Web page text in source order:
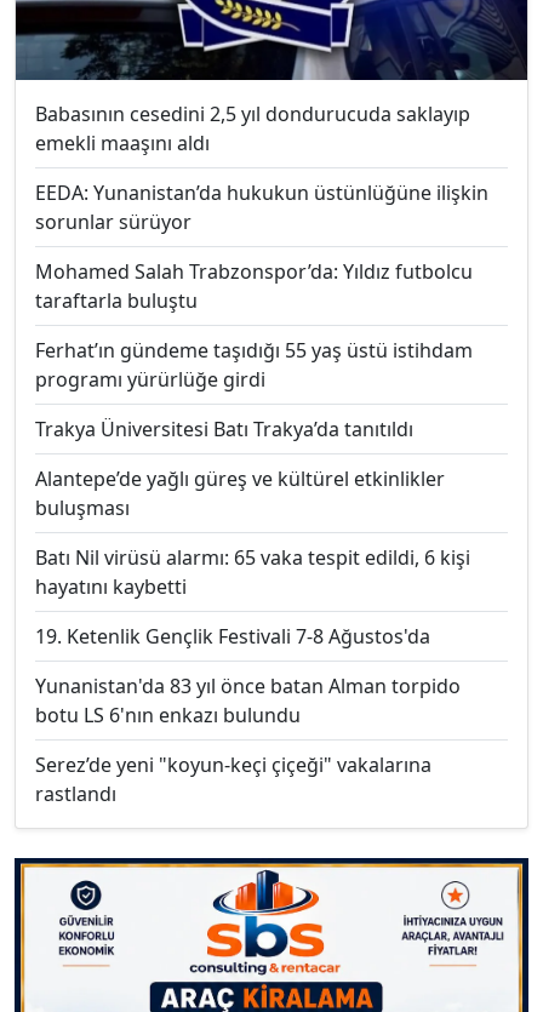
Babasının cesedini 2,5 yıl dondurucuda saklayıp
emekli maaşını aldı
EEDA: Yunanistan’da hukukun üstünlüğüne ilişkin
sorunlar sürüyor
Mohamed Salah Trabzonspor’da: Yıldız futbolcu
taraftarla buluştu
Ferhat’ın gündeme taşıdığı 55 yaş üstü istihdam
programı yürürlüğe girdi
Trakya Üniversitesi Batı Trakya’da tanıtıldı
Alantepe’de yağlı güreş ve kültürel etkinlikler
buluşması
Batı Nil virüsü alarmı: 65 vaka tespit edildi, 6 kişi
hayatını kaybetti
19. Ketenlik Gençlik Festivali 7-8 Ağustos'da
Yunanistan'da 83 yıl önce batan Alman torpido
botu LS 6'nın enkazı bulundu
Serez’de yeni "koyun-keçi çiçeği" vakalarına
rastlandı